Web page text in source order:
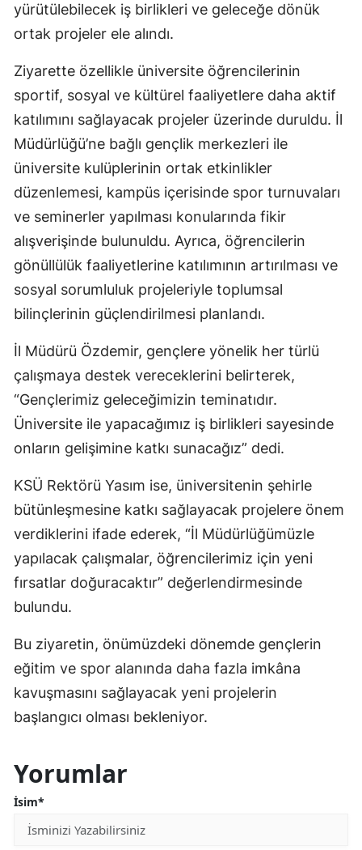
yürütülebilecek iş birlikleri ve geleceğe dönük
ortak projeler ele alındı.
Ziyarette özellikle üniversite öğrencilerinin
sportif, sosyal ve kültürel faaliyetlere daha aktif
katılımını sağlayacak projeler üzerinde duruldu. İl
Müdürlüğü’ne bağlı gençlik merkezleri ile
üniversite kulüplerinin ortak etkinlikler
düzenlemesi, kampüs içerisinde spor turnuvaları
ve seminerler yapılması konularında fikir
alışverişinde bulunuldu. Ayrıca, öğrencilerin
gönüllülük faaliyetlerine katılımının artırılması ve
sosyal sorumluluk projeleriyle toplumsal
bilinçlerinin güçlendirilmesi planlandı.
İl Müdürü Özdemir, gençlere yönelik her türlü
çalışmaya destek vereceklerini belirterek,
“Gençlerimiz geleceğimizin teminatıdır.
Üniversite ile yapacağımız iş birlikleri sayesinde
onların gelişimine katkı sunacağız” dedi.
KSÜ Rektörü Yasım ise, üniversitenin şehirle
bütünleşmesine katkı sağlayacak projelere önem
verdiklerini ifade ederek, “İl Müdürlüğümüzle
yapılacak çalışmalar, öğrencilerimiz için yeni
fırsatlar doğuracaktır” değerlendirmesinde
bulundu.
Bu ziyaretin, önümüzdeki dönemde gençlerin
eğitim ve spor alanında daha fazla imkâna
kavuşmasını sağlayacak yeni projelerin
başlangıcı olması bekleniyor.
Yorumlar
İsim*